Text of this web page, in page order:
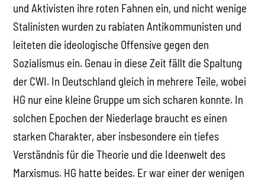
und Aktivisten ihre roten Fahnen ein, und nicht wenige
Stalinisten wurden zu rabiaten Antikommunisten und
leiteten die ideologische Offensive gegen den
Sozialismus ein. Genau in diese Zeit fällt die Spaltung
der CWI. In Deutschland gleich in mehrere Teile, wobei
HG nur eine kleine Gruppe um sich scharen konnte. In
solchen Epochen der Niederlage braucht es einen
starken Charakter, aber insbesondere ein tiefes
Verständnis für die Theorie und die Ideenwelt des
Marxismus. HG hatte beides. Er war einer der wenigen